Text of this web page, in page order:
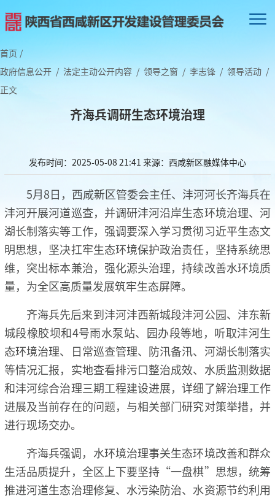
首页 /
政府信息公开 / 法定主动公开内容 / 领导之窗 / 李志锋 / 领导活动 /
正文
齐海兵调研生态环境治理
发布时间：2025-05-08 21:41 来源：西咸新区融媒体中心
5月8日，西咸新区管委会主任、沣河河长齐海兵在
沣河开展河道巡查，并调研沣河沿岸生态环境治理、河
湖长制落实等工作，强调要深入学习贯彻习近平生态文
明思想，坚决扛牢生态环境保护政治责任，坚持系统思
维，突出标本兼治，强化源头治理，持续改善水环境质
量，为全区高质量发展筑牢生态屏障。
齐海兵先后来到沣河沣西新城段沣河公园、沣东新
城段橡胶坝和4号雨水泵站、园办段等地，听取沣河生
态环境治理、日常巡查管理、防汛备汛、河湖长制落实
等情况汇报，实地查看排污口整治成效、水质监测数据
和沣河综合治理三期工程建设进展，详细了解治理工作
进展及当前存在的问题，与相关部门研究对策举措，并
进行现场交办。
齐海兵强调，水环境治理事关生态环境改善和群众
生活品质提升，全区上下要坚持“一盘棋”思想，统筹
推进河道生态治理修复、水污染防治、水资源节约利用